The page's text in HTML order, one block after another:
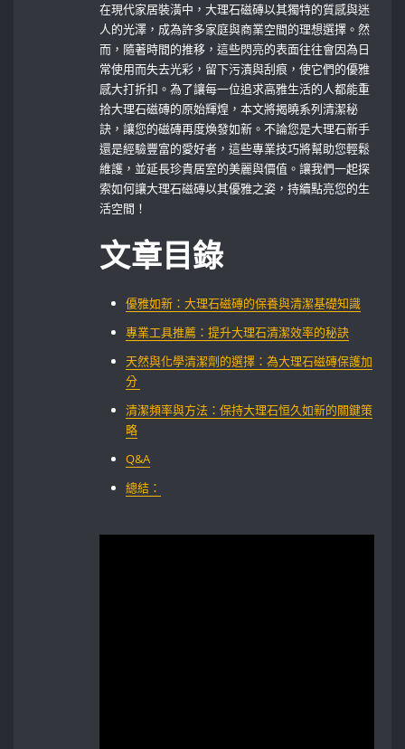
在現代家居裝潢中，大理石磁磚以其獨特的質感與迷
人的光澤，成為許多家庭與商業空間的理想選擇。然
而，隨著時間的推移，這些閃亮的表面往往會因為日
常使用而失去光彩，留下污漬與刮痕，使它們的優雅
感大打折扣。為了讓每一位追求高雅生活的人都能重
拾大理石磁磚的原始輝煌，本文將揭曉系列清潔秘
訣，讓您的磁磚再度煥發如新。不論您是大理石新手
還是經驗豐富的愛好者，這些專業技巧將幫助您輕鬆
維護，並延長珍貴居室的美麗與價值。讓我們一起探
索如何讓大理石磁磚以其優雅之姿，持續點亮您的生
活空間！
文章目錄
優雅如新：大理石磁磚的保養與清潔基礎知識
專業工具推薦：提升大理石清潔效率的秘訣
天然與化學清潔劑的選擇：為大理石磁磚保護加
分 ‌
清潔頻率與方法：保持大理石恒久如新的關鍵策
略
Q&A
總結：